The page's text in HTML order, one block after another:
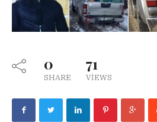
0
SHARE
71
VIEWS